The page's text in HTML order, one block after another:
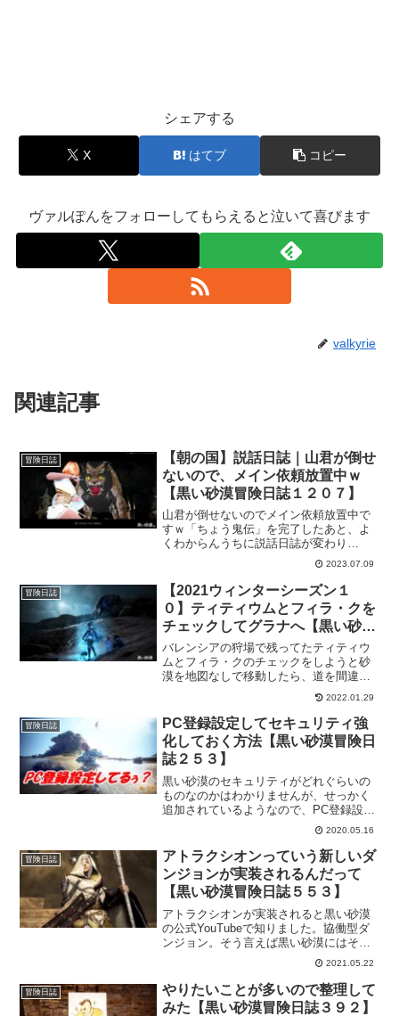
シェアする
X はてブ コピー
ヴァルぽんをフォローしてもらえると泣いて喜びます
valkyrie
関連記事
冒険日誌
【朝の国】説話日誌｜山君が倒せ
ないので、メイン依頼放置中ｗ
【黒い砂漠冒険日誌１２０７】
山君が倒せないのでメイン依頼放置中で
すｗ「ちょう鬼伝」を完了したあと、よ
くわからんうちに説話日誌が変わり
「？？」となって困惑。その後、イベン
トがあったことを思い出して、黒い祠に
行って見るものの「？？？」とさらに困
惑ｗそして、山君が倒せないと…しばら
くは違う事して気分転換しておきます。
2023.07.09
冒険日誌
【2021ウィンターシーズン１
０】ティティウムとフィラ・クを
チェックしてグラナへ【黒い砂漠
冒険日誌７４６】
バレンシアの狩場で残ってたティティウ
ムとフィラ・クのチェックをしようと砂
漠を地図なしで移動したら、道を間違え
たようで海にでましたｗびっくりしたも
のの綺麗だったので一旦落ち着いてか
ら、再スタートし狩場チェックも終わっ
たので、グラナに向かいます。
2022.01.29
冒険日誌
PC登録設定してセキュリティ強
化しておく方法【黒い砂漠冒険日
誌２５３】
黒い砂漠のセキュリティがどれぐらいの
ものなのかはわかりませんが、せっかく
追加されているようなので、PC登録設定
しておきます。最大で5台まで登録できる
みたいなので、違う場所でも遊ぶなら登
録しておくといいかもですね。
2020.05.16
冒険日誌
アトラクシオンっていう新しいダ
ンジョンが実装されるんだって
【黒い砂漠冒険日誌５５３】
アトラクシオンが実装されると黒い砂漠
の公式YouTubeで知りました。協働型ダ
ンジョン。そう言えば黒い砂漠にはそう
いったの無かったね。って感じですが。
もともとソロプレイなのでスルーなんで
すが、ストーリーとか面白かったのでつ
い見入ってしまったｗ
2021.05.22
冒険日誌
やりたいことが多いので整理して
みた【黒い砂漠冒険日誌３９２】